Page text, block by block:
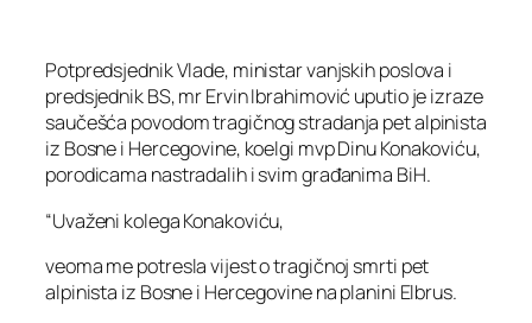
Potpredsjednik Vlade, ministar vanjskih poslova i
predsjednik BS, mr Ervin Ibrahimović uputio je izraze
saučešća povodom tragičnog stradanja pet alpinista
iz Bosne i Hercegovine, koelgi mvp Dinu Konakoviću,
porodicama nastradalih i svim građanima BiH.
“Uvaženi kolega Konakoviću,
veoma me potresla vijest o tragičnoj smrti pet
alpinista iz Bosne i Hercegovine na planini Elbrus.